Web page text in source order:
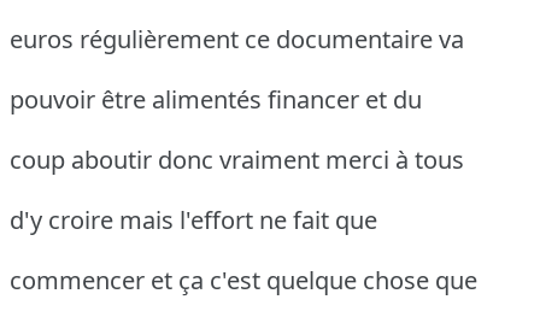
euros régulièrement ce documentaire va
pouvoir être alimentés financer et du
coup aboutir donc vraiment merci à tous
d'y croire mais l'effort ne fait que
commencer et ça c'est quelque chose que